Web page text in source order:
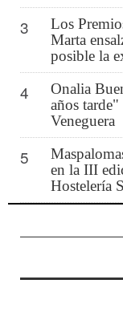
3
Los
Marta
posible la
4
Onalia
años
Veneguera
5
en la III
Hostelería